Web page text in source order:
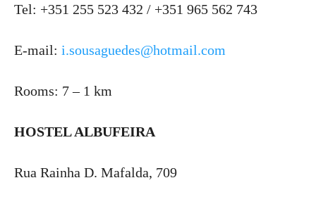
Tel: +351 255 523 432 / +351 965 562 743
E-mail: i.sousaguedes@hotmail.com
Rooms: 7 – 1 km
HOSTEL ALBUFEIRA
Rua Rainha D. Mafalda, 709